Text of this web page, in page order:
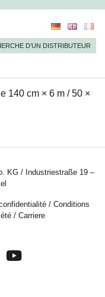
D’UN DISTRIBUTEUR
140 cm × 6 m / 50 ×
KG / Industriestraße 19 –
/ Conditions
/ Carriere